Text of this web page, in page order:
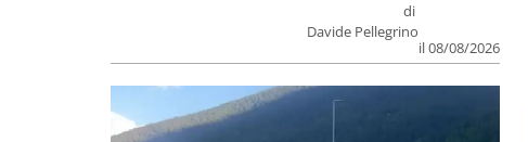
di
Davide Pellegrino
il 08/08/2026